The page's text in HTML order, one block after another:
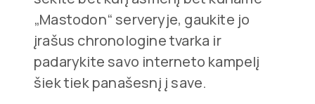
„Mastodon“ serveryje, gaukite jo
įrašus chronologine tvarka ir
padarykite savo interneto kampelį
šiek tiek panašesnį į save.